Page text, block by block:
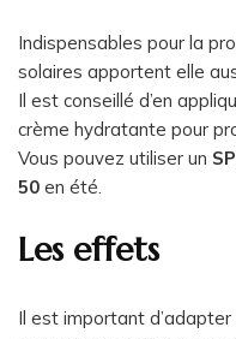
Indispensables pour la
solaires apportent elle
Il est conseillé d’en
crème hydratante pour
Vous pouvez utiliser un
50 en été.
Les effets
Il est important